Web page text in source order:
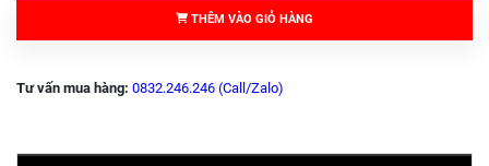
THÊM VÀO GIỎ HÀNG
Tư vấn mua hàng: 0832.246.246 (Call/Zalo)